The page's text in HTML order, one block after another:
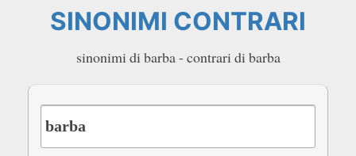
SINONIMI CONTRARI
sinonimi di barba - contrari di barba